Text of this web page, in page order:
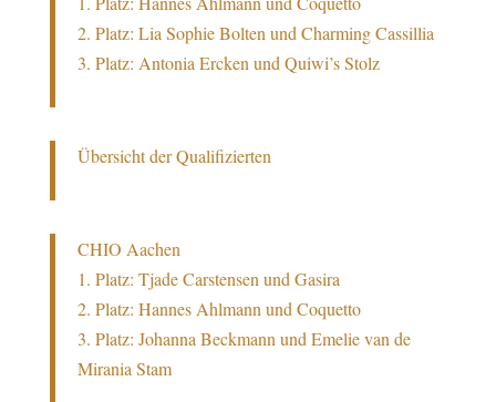
2. Platz: Lia Sophie Bolten und Charming Cassillia
3. Platz: Antonia Ercken und Quiwi’s Stolz
Übersicht der Qualifizierten
CHIO Aachen
1. Platz: Tjade Carstensen und Gasira
2. Platz: Hannes Ahlmann und Coquetto
3. Platz: Johanna Beckmann und Emelie van de
Mirania Stam